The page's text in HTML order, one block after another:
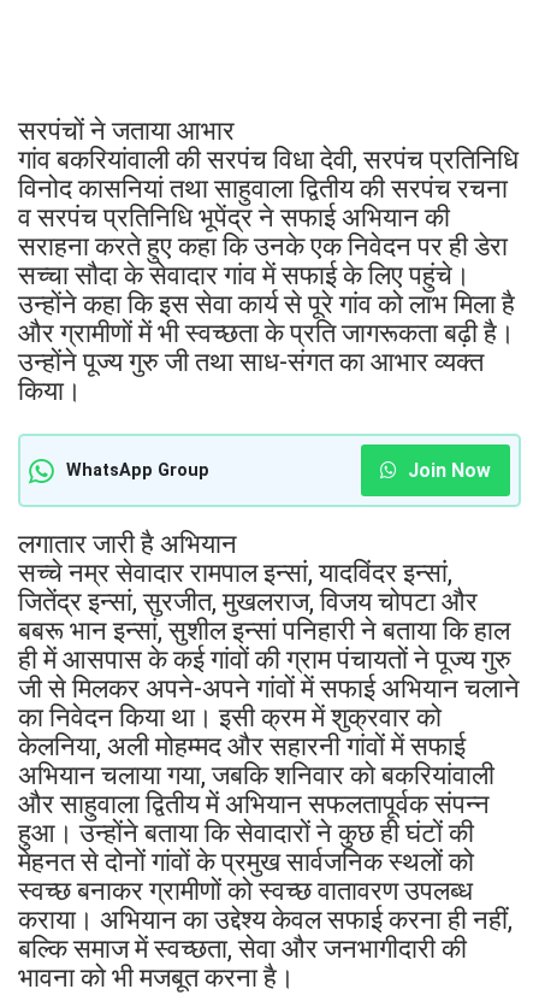
सरपंचों ने जताया आभार
गांव बकरियांवाली की सरपंच विधा देवी, सरपंच प्रतिनिधि
विनोद कासनियां तथा साहुवाला द्वितीय की सरपंच रचना
व सरपंच प्रतिनिधि भूपेंद्र ने सफाई अभियान की
सराहना करते हुए कहा कि उनके एक निवेदन पर ही डेरा
सच्चा सौदा के सेवादार गांव में सफाई के लिए पहुंचे।
उन्होंने कहा कि इस सेवा कार्य से पूरे गांव को लाभ मिला है
और ग्रामीणों में भी स्वच्छता के प्रति जागरूकता बढ़ी है।
उन्होंने पूज्य गुरु जी तथा साध-संगत का आभार व्यक्त
किया।
WhatsApp Group Join Now
लगातार जारी है अभियान
सच्चे नम्र सेवादार रामपाल इन्सां, यादविंदर इन्सां,
जितेंद्र इन्सां, सुरजीत, मुखलराज, विजय चोपटा और
बबरू भान इन्सां, सुशील इन्सां पनिहारी ने बताया कि हाल
ही में आसपास के कई गांवों की ग्राम पंचायतों ने पूज्य गुरु
जी से मिलकर अपने-अपने गांवों में सफाई अभियान चलाने
का निवेदन किया था। इसी क्रम में शुक्रवार को
केलनिया, अली मोहम्मद और सहारनी गांवों में सफाई
अभियान चलाया गया, जबकि शनिवार को बकरियांवाली
और साहुवाला द्वितीय में अभियान सफलतापूर्वक संपन्न
हुआ। उन्होंने बताया कि सेवादारों ने कुछ ही घंटों की
मेहनत से दोनों गांवों के प्रमुख सार्वजनिक स्थलों को
स्वच्छ बनाकर ग्रामीणों को स्वच्छ वातावरण उपलब्ध
कराया। अभियान का उद्देश्य केवल सफाई करना ही नहीं,
बल्कि समाज में स्वच्छता, सेवा और जनभागीदारी की
भावना को भी मजबूत करना है।